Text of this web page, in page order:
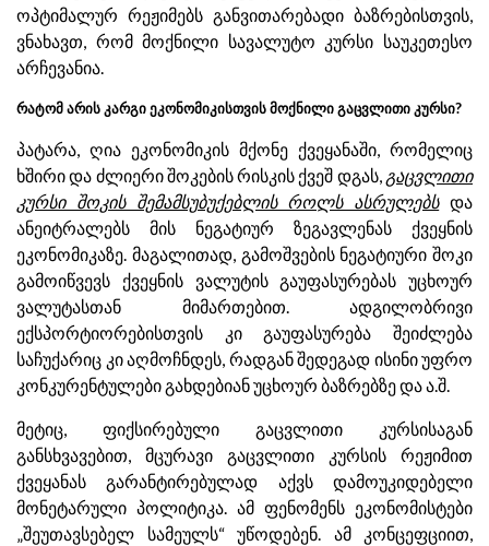
ოპტიმალურ რეჟიმებს განვითარებადი ბაზრებისთვის,
ვნახავთ, რომ მოქნილი სავალუტო კურსი საუკეთესო
არჩევანია.
რატომ არის კარგი ეკონომიკისთვის მოქნილი გაცვლითი კურსი?
პატარა, ღია ეკონომიკის მქონე ქვეყანაში, რომელიც
ხშირი და ძლიერი შოკების რისკის ქვეშ დგას, გაცვლითი
კურსი შოკის შემამსუბუქებლის როლს ასრულებსდა
ანეიტრალებს მის ნეგატიურ ზეგავლენას ქვეყნის
ეკონომიკაზე. მაგალითად, გამოშვების ნეგატიური შოკი
გამოიწვევს ქვეყნის ვალუტის გაუფასურებას უცხოურ
ვალუტასთან მიმართებით. ადგილობრივი
ექსპორტიორებისთვის კი გაუფასურება შეიძლება
საჩუქარიც კი აღმოჩნდეს, რადგან შედეგად ისინი უფრო
კონკურენტულები გახდებიან უცხოურ ბაზრებზე და ა.შ.
მეტიც, ფიქსირებული გაცვლითი კურსისაგან
განსხვავებით, მცურავი გაცვლითი კურსის რეჟიმით
ქვეყანას გარანტირებულად აქვს დამოუკიდებელი
მონეტარული პოლიტიკა. ამ ფენომენს ეკონომისტები
„შეუთავსებელ სამეულს“ უწოდებენ. ამ კონცეფციით,